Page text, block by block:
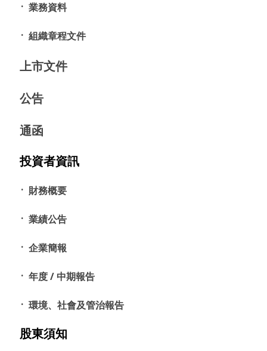
業務資料
組織章程文件
上市文件
公告
通函
投資者資訊
財務概要
業績公告
企業簡報
年度 / 中期報告
環境、社會及管治報告
股東須知